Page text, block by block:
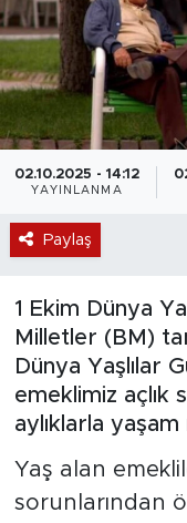
02.10.2025 - 14:12
YAYINLANMA
Paylaş
1 Ekim Dünya
Milletler (BM)
Dünya Yaşlılar
emeklimiz açlık
aylıklarla
Yaş alan
sorunlarından